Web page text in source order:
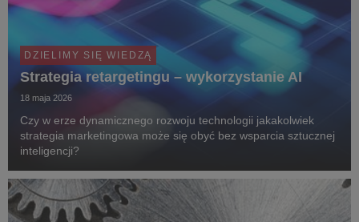
DZIELIMY SIĘ WIEDZĄ
Strategia retargetingu – wykorzystanie AI
18 maja 2026
Czy w erze dynamicznego rozwoju technologii jakakolwiek
strategia marketingowa może się obyć bez wsparcia sztucznej
inteligencji?